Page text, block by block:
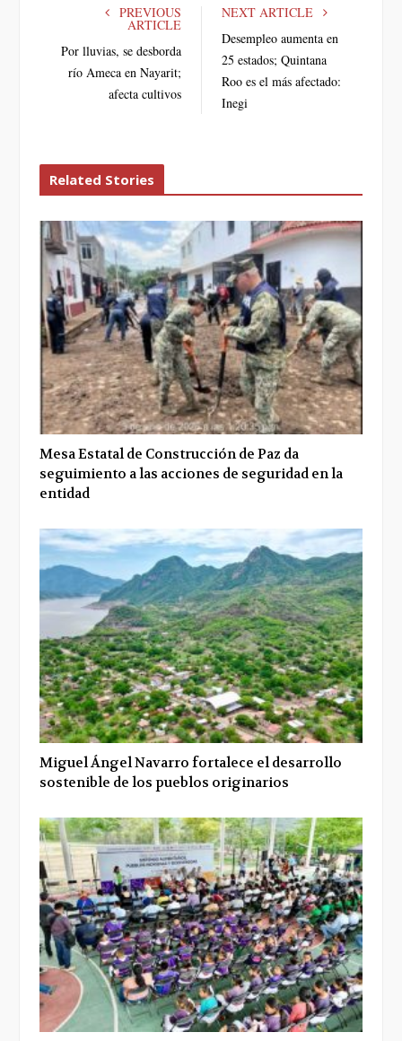
e
o
k
t
r
g
+
I
n
PREVIOUS
ARTICLE
Por lluvias, se desborda
río Ameca en Nayarit;
afecta cultivos
NEXT ARTICLE
Desempleo aumenta en
25 estados; Quintana
Roo es el más afectado:
Inegi
Related Stories
Mesa Estatal de Construcción de Paz da
seguimiento a las acciones de seguridad en la
entidad
Miguel Ángel Navarro fortalece el desarrollo
sostenible de los pueblos originarios